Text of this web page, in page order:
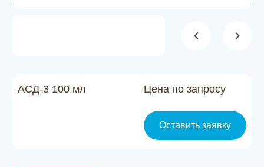
Каталог материалов
АСД-3 100 мл Цена по запросу
Оставить заявку